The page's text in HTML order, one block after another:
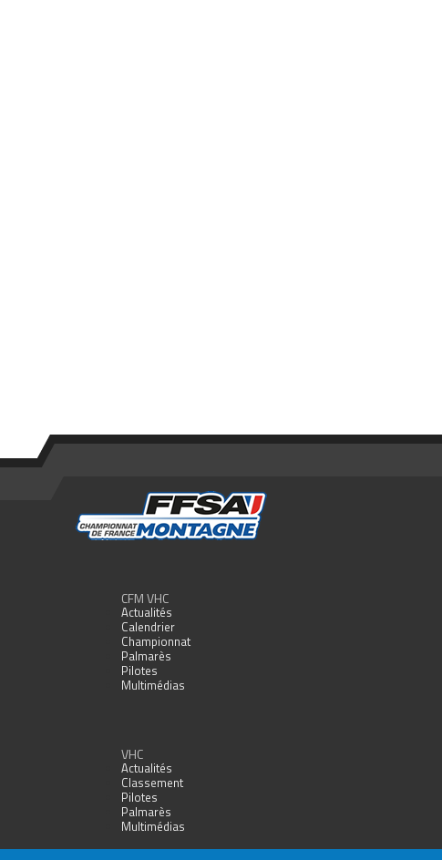
CFM VHC
Actualités
Calendrier
Championnat
Palmarès
Pilotes
Multimédias
VHC
Actualités
Classement
Pilotes
Palmarès
Multimédias